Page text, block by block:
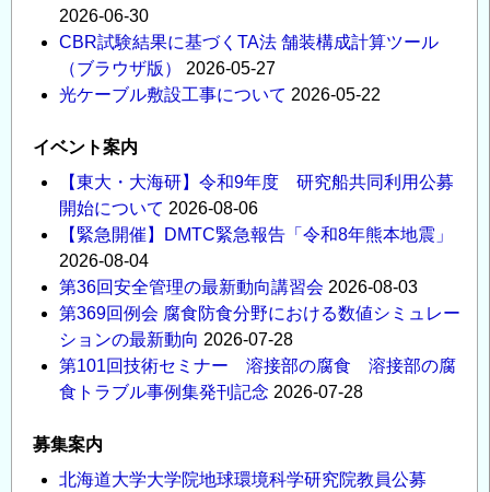
2026-06-30
CBR試験結果に基づくTA法 舗装構成計算ツール
（ブラウザ版）
2026-05-27
光ケーブル敷設工事について 2026-05-22
イベント案内
【東大・大海研】令和9年度 研究船共同利用公募
開始について 2026-08-06
【緊急開催】DMTC緊急報告「令和8年熊本地震」
2026-08-04
第36回安全管理の最新動向講習会 2026-08-03
第369回例会 腐食防食分野における数値シミュレー
ションの最新動向 2026-07-28
第101回技術セミナー 溶接部の腐食 溶接部の腐
食トラブル事例集発刊記念 2026-07-28
募集案内
北海道大学大学院地球環境科学研究院教員公募